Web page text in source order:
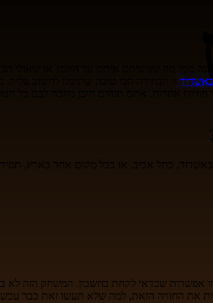
באשדוד
בתל אביב, או בכל מקום אחר בארץ,
אפשרות שכדאי לקחת בחשבון. המשחק הזה
את החוויה הזאת, למה שלא תעשו זאת כבר